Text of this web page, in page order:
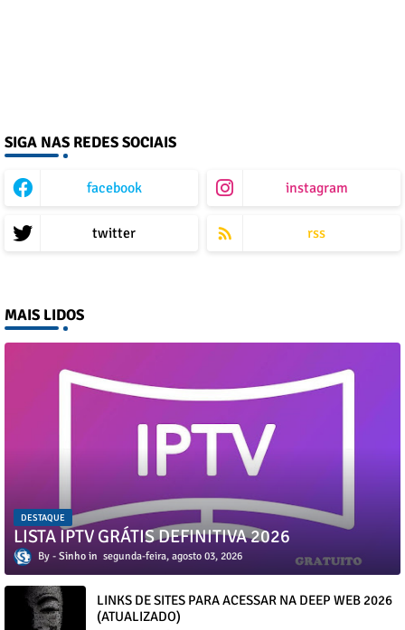
SIGA NAS REDES SOCIAIS
facebook instagram
twitter rss
MAIS LIDOS
DESTAQUE
LISTA IPTV GRÁTIS DEFINITIVA 2026
Sinho segunda-feira, agosto 03, 2026
LINKS DE SITES PARA ACESSAR NA DEEP WEB 2026
(ATUALIZADO)